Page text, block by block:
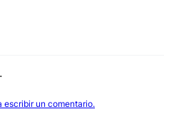
escribir un comentario.